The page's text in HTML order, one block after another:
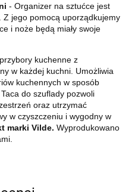
- Organizer na sztućce jest
Z jego pomocą uporządkujemy
i noże będą miały swoje
kuchenne z
w każdej kuchni. Umożliwia
kuchennych w sposób
do szuflady pozwoli
oraz utrzymać
w czyszczeniu i wygodny w
marki Vilde. Wyprodukowano